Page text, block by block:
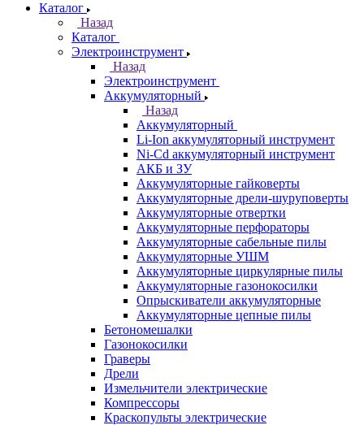
Каталог
Назад
Каталог
Электроинструмент
Назад
Электроинструмент
Аккумуляторный
Назад
Аккумуляторный
Li-Ion аккумуляторный инструмент
Ni-Cd аккумуляторный инструмент
АКБ и ЗУ
Аккумуляторные гайковерты
Аккумуляторные дрели-шуруповерты
Аккумуляторные отвертки
Аккумуляторные перфораторы
Аккумуляторные сабельные пилы
Аккумуляторные УШМ
Аккумуляторные циркулярные пилы
Аккумуляторные газонокосилки
Опрыскиватели аккумуляторные
Аккумуляторные цепные пилы
Бетономешалки
Газонокосилки
Граверы
Дрели
Измельчители электрические
Компрессоры
Краскопульты электрические